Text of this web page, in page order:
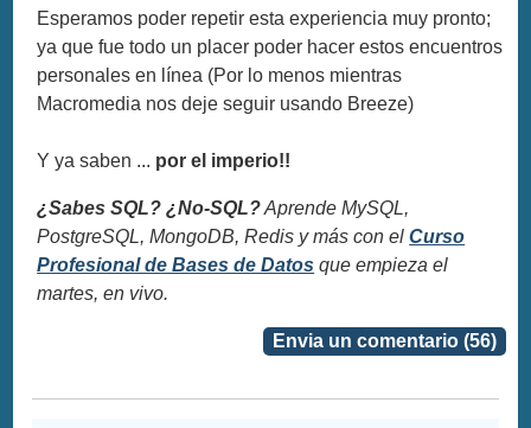
Esperamos poder repetir esta experiencia muy pronto;
ya que fue todo un placer poder hacer estos encuentros
personales en línea (Por lo menos mientras
Macromedia nos deje seguir usando Breeze)
Y ya saben ... por el imperio!!
¿Sabes SQL? ¿No-SQL?Aprende MySQL,
PostgreSQL, MongoDB, Redis y más con elCurso
Profesional de Bases de Datos que empieza el
martes, en vivo.
Envia un comentario (56)